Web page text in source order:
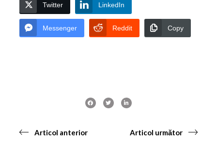
Twitter LinkedIn
Messenger Reddit Copy
Articol anterior Articol următor